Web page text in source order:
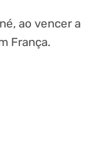
ao vencer a
França.